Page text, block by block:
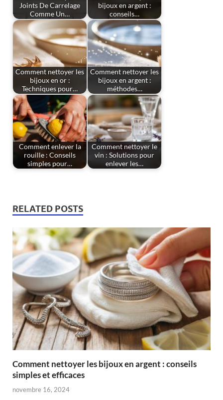
Joints De Carrelage
Comme Un…
bijoux en argent :
conseils…
Comment nettoyer les
bijoux en or :
Techniques pour…
Comment nettoyer les
bijoux en argent :
méthodes…
Comment enlever la
rouille : Conseils
simples pour…
Comment nettoyer le
vin : Solutions pour
enlever les…
RELATED POSTS
Comment nettoyer les bijoux en argent : conseils
simples et efficaces
novembre 16, 2024